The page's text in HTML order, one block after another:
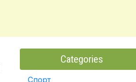
Categories
Спорт